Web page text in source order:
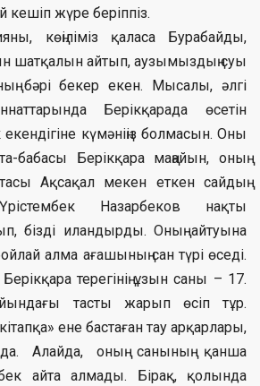
жүре беріппіз.
көңіліміз қаласа Бурабайды,
шатқалын айтып, аузымыздың суы
бәрі бекер екен. Мысалы, әлгі
Берікқарада өсетін
екендігіне күмәніңіз болмасын. Оны
бабасы Берікқара маңайын, оның
Ақсақал мекен еткен сайдың
Назарбеков нақты
бізді иландырды. Оның айтуына
алма ағашының сан түрі өседі.
терегінің ұзын саны – 17.
тасты жарып өсіп тұр.
ене бастаған тау арқарлары,
Алайда, оның санының қанша
айта алмады. Бірақ, қолында